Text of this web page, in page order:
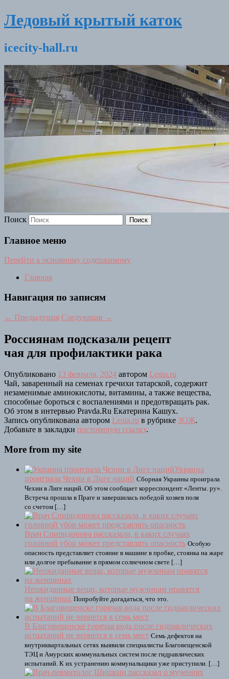
Ледовый крытый каток
icecity-hall.ru
Поиск
Главное меню
Перейти к основному содержимому
Главная
Навигация по записям
← Предыдущая Следующая →
Россиянам подсказали рецепт
чая для профилактики рака
Опубликовано 13 февраля, 2024 автором Lenta.ru
Чай, заваренный на семенах гречихи татарской, содержит
незаменимые аминокислоты, витамины, а также вещества,
способные бороться с воспалениями и предотвращать рак.
Об этом в интервью Pravda.Ru Екатерина Кашух.
Запись опубликована автором Lenta.ru в рубрике ЗОЖ.
Добавьте в закладки постоянную ссылку.
More from my site
Украина
проиграла Чехии в Лиге наций Сборная Украины проиграла
Чехии в Лиге наций. Об этом сообщает корреспондент «Ленты. ру».
Встреча прошла в Праге и завершилась победой хозяев поля
со счетом […]
Врач Спиридонова рассказала, в каких случаях
головной убор может представлять опасность Особую
опасность представляет стояние в машине в пробке, стоянка на жаре
или долгое пребывание в прямом солнечном свете […]
Неожиданные вещи, которые мужчинам нравятся
на женщинах Попробуйте догадаться, что это.
В Благовещенске горячая вода после гидравлических
испытаний не вернется в семь мест Семь дефектов на
внутриквартальных сетях выявили специалисты Благовещенской
ТЭЦ и Амурских коммунальных систем после гидравлических
испытаний. К их устранению коммунальщики уже приступили. […]